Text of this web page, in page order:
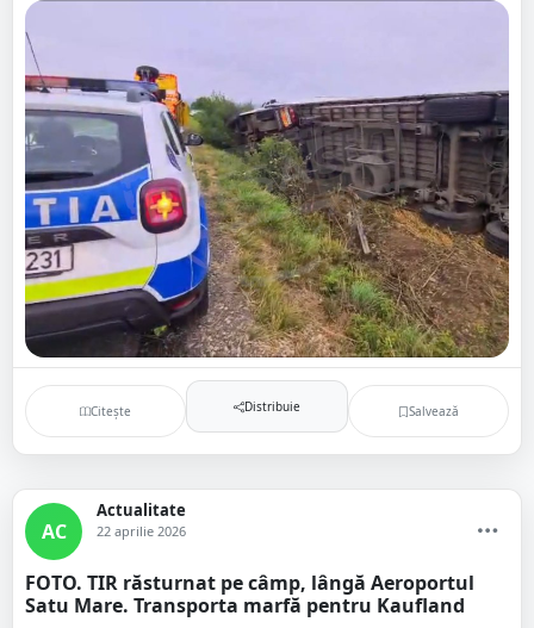
Citește Distribuie Salvează
AC
Actualitate
22 aprilie 2026
FOTO. TIR răsturnat pe câmp, lângă Aeroportul
Satu Mare. Transporta marfă pentru Kaufland